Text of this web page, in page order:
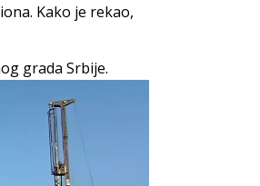
Kako je rekao,
grada Srbije.